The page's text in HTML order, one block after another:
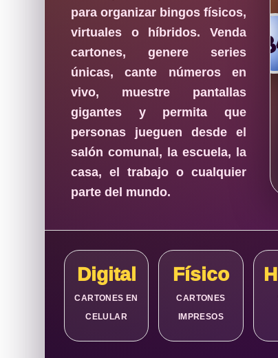
para organizar bingos físicos,
virtuales o híbridos. Venda
cartones, genere series
únicas, cante números en
vivo, muestre pantallas
gigantes y permita que
personas jueguen desde el
salón comunal, la escuela, la
casa, el trabajo o cualquier
parte del mundo.
Digital
CARTONES EN
CELULAR
Físico
CARTONES
IMPRESOS